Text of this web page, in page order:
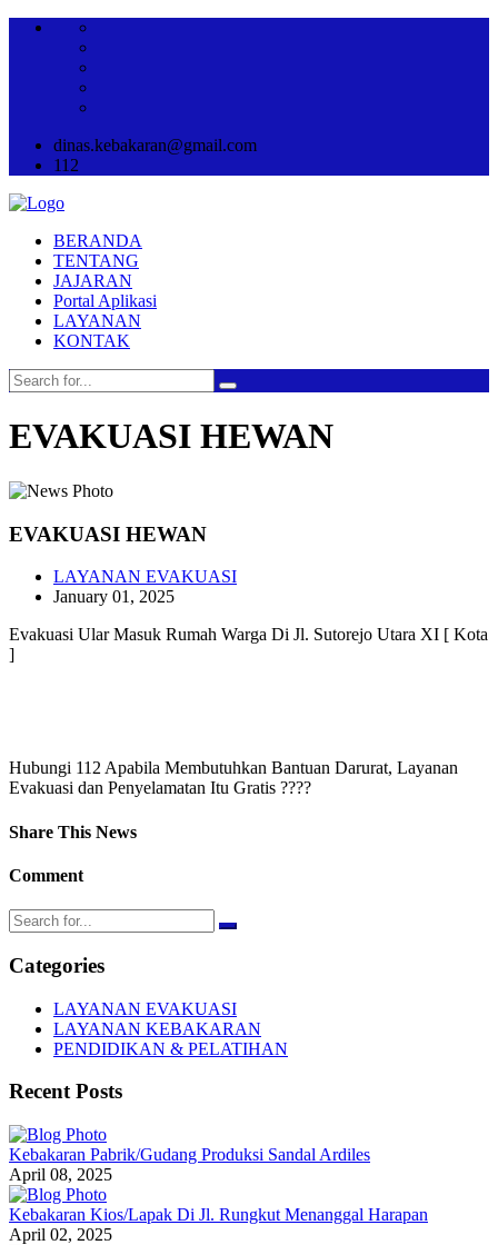
dinas.kebakaran@gmail.com
112
BERANDA
TENTANG
JAJARAN
Portal Aplikasi
LAYANAN
KONTAK
EVAKUASI HEWAN
EVAKUASI HEWAN
LAYANAN EVAKUASI
January 01, 2025
Evakuasi Ular Masuk Rumah Warga Di Jl. Sutorejo Utara XI [ Kota
]
Hubungi 112 Apabila Membutuhkan Bantuan Darurat, Layanan
Evakuasi dan Penyelamatan Itu Gratis ????
Share This News
Comment
Categories
LAYANAN EVAKUASI
LAYANAN KEBAKARAN
PENDIDIKAN & PELATIHAN
Recent Posts
Kebakaran Pabrik/Gudang Produksi Sandal Ardiles
April 08, 2025
Kebakaran Kios/Lapak Di Jl. Rungkut Menanggal Harapan
April 02, 2025